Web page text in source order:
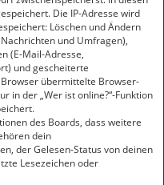
Die IP-Adresse wird
Löschen und Ändern
und Umfragen),
(E-Mail-Adresse,
und gescheiterte
übermittelte Browser-
in der „Wer ist online?“-Funktion
des Boards, dass weitere
dein
der Gelesen-Status von deinen
Lesezeichen oder